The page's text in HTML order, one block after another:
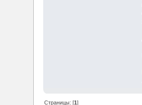
Страницы: [1]